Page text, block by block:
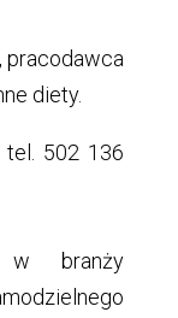
pracodawca
diety.
tel. 502 136
w branży